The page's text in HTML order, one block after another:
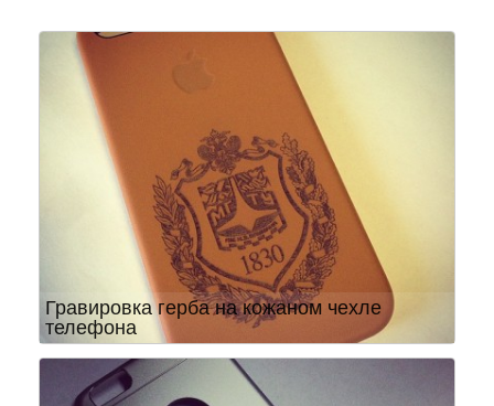
Гравировка герба на кожаном чехле
телефона